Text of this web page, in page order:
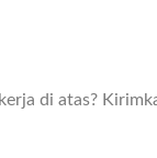
di atas?